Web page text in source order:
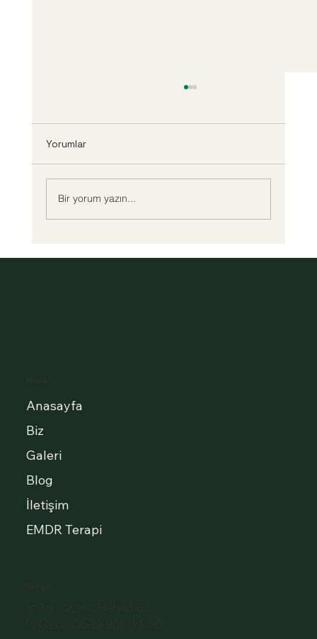
Yorumlar
Bir yorum yazın...
Anasayfa
Biz
Galeri
Blog
İletişim
EMDR Terapi